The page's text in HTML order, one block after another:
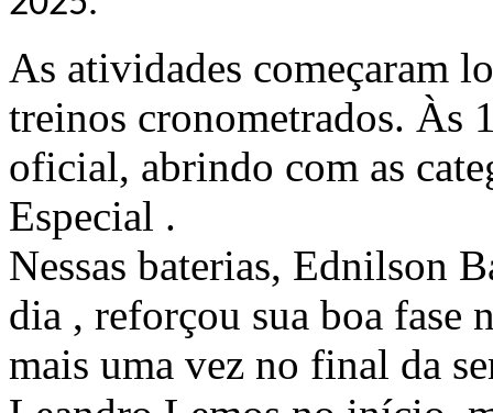
As atividades começaram
treinos cronometrados. Às
oficial, abrindo com as
Especial .
Nessas baterias, Ednilson
dia , reforçou sua boa fase
mais uma vez no final da